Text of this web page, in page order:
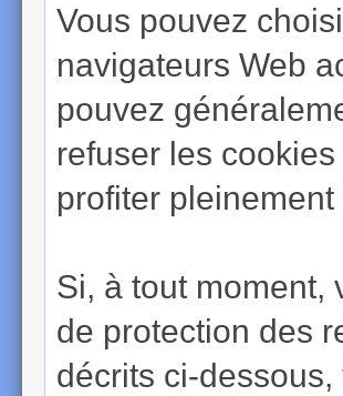
Vous pouvez
navigateurs Web
pouvez
refuser les
profiter
Si, à tout moment,
de protection des
décrits ci-